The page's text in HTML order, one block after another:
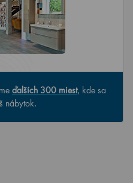
ďalších 300 miest, kde sa
nábytok.